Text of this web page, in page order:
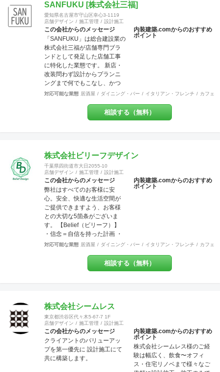
を、私たちにお手伝いさせて
ください。
（tenperhide31@icloud.com）
からも承ります。 その他：道
具商 愛知県公安委員会許
可 第542642304700号
SANFUKU [株式会社三福]
愛知県名古屋市守山区幸心3-1119
店舗デザイン
施工管理 設計施工
この会社からのメッセージ
「SANFUKU」は総合建設業の
株式会社三福が店舗専門ブラ
ンドとして発足した店舗工事
に特化した業態です。 新店・
改装問わず設計からプランニ
ングまで何でもこなし、かつ
リーズナブルに、お客様のご
ます。 また内装・外装・外構
などすべての分野でその道の
り前！腕の良さは年数が経て
ば経つほど実感できます。 そ
して、SANFUKUの職人は施工
力だけでなくコミニケーショ
ン力に優れています。 お客様
が安心してオープンできるよ
うきめ細やかな対応を心がけ
ています。
内装建築.comからのおすすめ
ポイント
対応可能な業態 居酒屋 ダイニング・バー イタリアン・フレンチ カフェ
相談する（無料）
株式会社ビリーフデザイン
千葉県四街道市大日2055-10
店舗デザイン
施工管理 設計施工
この会社からのメッセージ
弊社はすべてのお客様に安
心。安全、快適な生活空間が
ご提供できますよう、お客様
との大切な5箇条がございま
す。 【Belief（ビリーフ）】
・信念＝自信を持った計画 ・
信用＝信じて用いる行動 ・信
条＝固く信じて守る約束 ・確
信＝固く信じられる内容
成 またデザインを通じて、関
わる方達との関係の構築 これ
らの要素を持って、設計・施
工・管理を行っております。
お客様のお悩みやご相談には
真摯に向き合い、ご要望を最
大限実現する技術力を提供い
内装建築.comからのおすすめ
ポイント
対応可能な業態 居酒屋 ダイニング・バー イタリアン・フレンチ カフェ
相談する（無料）
株式会社シームレス
東京都渋谷区代々木5-67-7 1F
店舗デザイン
施工管理 設計施工
この会社からのメッセージ
クライアントのバリューアッ
プを第一優先に 設計施工にて
共に構築します。
内装建築.comからのおすすめ
ポイント
株式会社シームレス様のご経
験は幅広く、飲食〜オフィ
ス・住宅リノベまで様々なご